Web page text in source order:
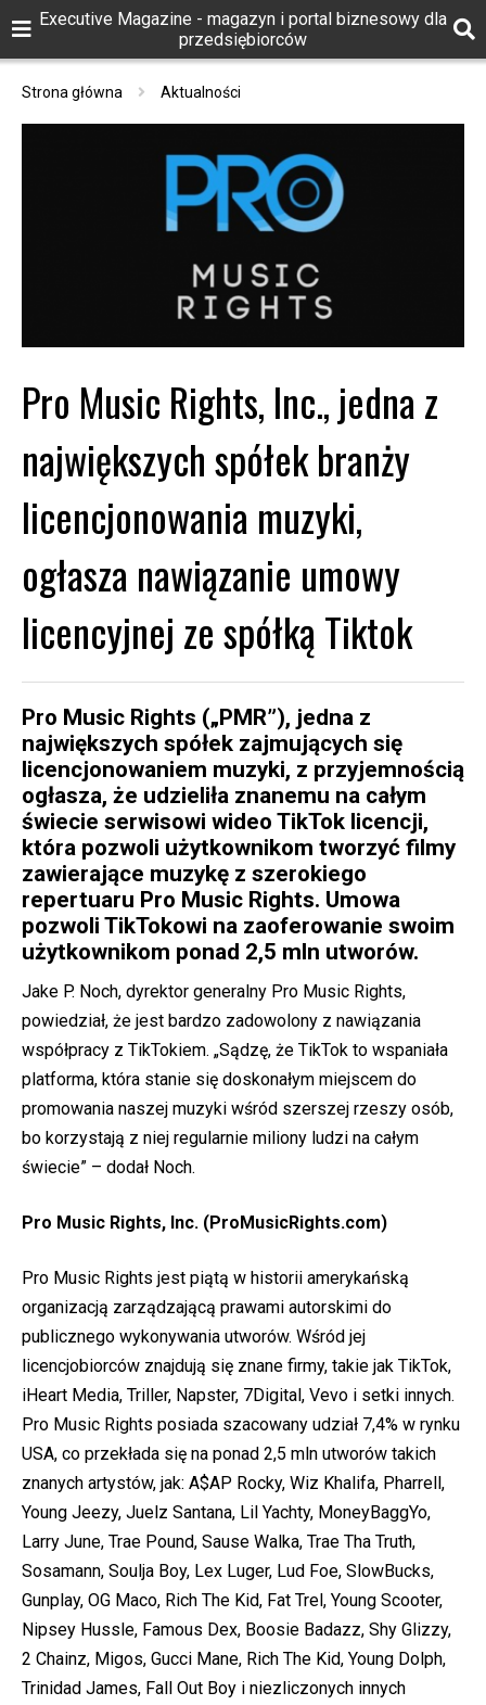
Executive Magazine - magazyn i portal biznesowy dla
przedsiębiorców
Strona główna Aktualności
Pro Music Rights, Inc., jedna z
największych spółek branży
licencjonowania muzyki,
ogłasza nawiązanie umowy
licencyjnej ze spółką Tiktok
Pro Music Rights („PMR”), jedna z
największych spółek zajmujących się
licencjonowaniem muzyki, z przyjemnością
ogłasza, że udzieliła znanemu na całym
świecie serwisowi wideo TikTok licencji,
która pozwoli użytkownikom tworzyć filmy
zawierające muzykę z szerokiego
repertuaru Pro Music Rights. Umowa
pozwoli TikTokowi na zaoferowanie swoim
użytkownikom ponad 2,5 mln utworów.
Jake P. Noch, dyrektor generalny Pro Music Rights,
powiedział, że jest bardzo zadowolony z nawiązania
współpracy z TikTokiem. „Sądzę, że TikTok to wspaniała
platforma, która stanie się doskonałym miejscem do
promowania naszej muzyki wśród szerszej rzeszy osób,
bo korzystają z niej regularnie miliony ludzi na całym
świecie” – dodał Noch.
Pro Music Rights, Inc. (ProMusicRights.com)
Pro Music Rights jest piątą w historii amerykańską
organizacją zarządzającą prawami autorskimi do
publicznego wykonywania utworów. Wśród jej
licencjobiorców znajdują się znane firmy, takie jak TikTok,
iHeart Media, Triller, Napster, 7Digital, Vevo i setki innych.
Pro Music Rights posiada szacowany udział 7,4% w rynku
USA, co przekłada się na ponad 2,5 mln utworów takich
znanych artystów, jak: A$AP Rocky, Wiz Khalifa, Pharrell,
Young Jeezy, Juelz Santana, Lil Yachty, MoneyBaggYo,
Larry June, Trae Pound, Sause Walka, Trae Tha Truth,
Sosamann, Soulja Boy, Lex Luger, Lud Foe, SlowBucks,
Gunplay, OG Maco, Rich The Kid, Fat Trel, Young Scooter,
Nipsey Hussle, Famous Dex, Boosie Badazz, Shy Glizzy,
2 Chainz, Migos, Gucci Mane, Rich The Kid, Young Dolph,
Trinidad James, Fall Out Boy i niezliczonych innych